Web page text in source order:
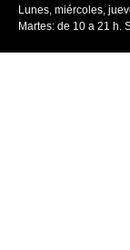
Lunes, miércoles,
Martes: de 10 a 21 h.